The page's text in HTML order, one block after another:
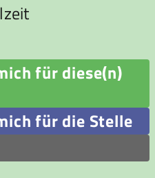
für diese(n)
für die Stelle